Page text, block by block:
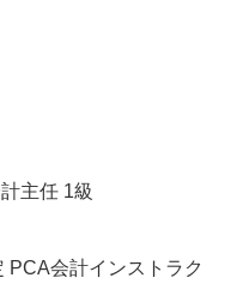
主任 1級
PCA会計インストラク